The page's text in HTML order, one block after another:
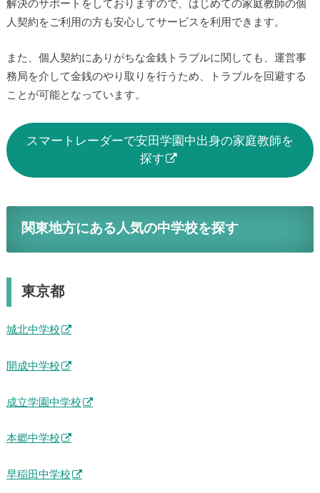
解決のサポートをしておりますので、はじめての家庭教師の個
人契約をご利用の方も安心してサービスを利用できます。
また、個人契約にありがちな金銭トラブルに関しても、運営事
務局を介して金銭のやり取りを行うため、トラブルを回避する
ことが可能となっています。
スマートレーダーで安田学園中出身の家庭教師を
探す
関東地方にある人気の中学校を探す
東京都
城北中学校
開成中学校
成立学園中学校
本郷中学校
早稲田中学校